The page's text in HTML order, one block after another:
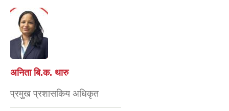
अनिता बि.क. थारु
प्रमुख प्रशासकिय अधिकृत